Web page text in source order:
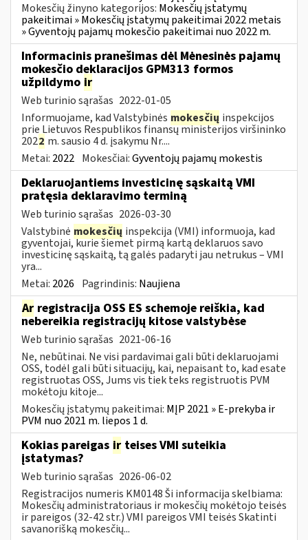
Mokesčių žinyno kategorijos: Mokesčių įstatymų
pakeitimai » Mokesčių įstatymų pakeitimai 2022 metais
» Gyventojų pajamų mokesčio pakeitimai nuo 2022 m.
Informacinis pranešimas dėl Mėnesinės pajamų
mokesčio deklaracijos GPM313 formos
užpildymo ir
Web turinio sąrašas 2022-01-05
Informuojame, kad Valstybinės mokesčių inspekcijos
prie Lietuvos Respublikos finansų ministerijos viršininko
2022 m. sausio 4 d. įsakymu Nr....
Metai: 2022 Mokesčiai:Gyventojų pajamų mokestis
Deklaruojantiems investicinę sąskaitą VMI
pratęsia deklaravimo terminą
Web turinio sąrašas 2026-03-30
Valstybinė mokesčių inspekcija (VMI) informuoja, kad
gyventojai, kurie šiemet pirmą kartą deklaruos savo
investicinę sąskaitą, tą galės padaryti jau netrukus – VMI
yra...
Metai: 2026 Pagrindinis: Naujiena
Ar registracija OSS ES schemoje reiškia, kad
nebereikia registracijų kitose valstybėse
Web turinio sąrašas 2021-06-16
Ne, nebūtinai. Ne visi pardavimai gali būti deklaruojami
OSS, todėl gali būti situacijų, kai, nepaisant to, kad esate
registruotas OSS, Jums vis tiek teks registruotis PVM
mokėtoju kitoje...
Mokesčių įstatymų pakeitimai: MĮP 2021 » E-prekyba ir
PVM nuo 2021 m. liepos 1 d.
Kokias pareigas ir teises VMI suteikia
įstatymas?
Web turinio sąrašas 2026-06-02
Registracijos numeris KM0148 Ši informacija skelbiama:
Mokesčių administratoriaus ir mokesčių mokėtojo teisės
ir pareigos (32-42 str.) VMI pareigos VMI teisės Skatinti
savanorišką mokesčių...